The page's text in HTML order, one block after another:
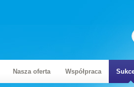
Nasza oferta Współpraca